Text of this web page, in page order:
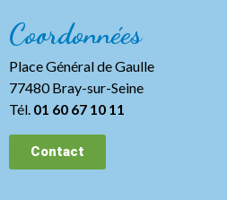
Coordonnées
Place Général de Gaulle
77480 Bray-sur-Seine
Tél. 01 60 67 10 11
Contact